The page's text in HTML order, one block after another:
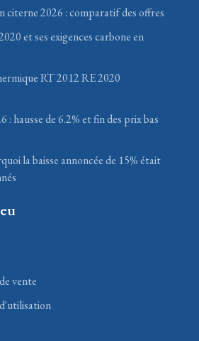
citerne 2026 : comparatif des offres
et ses exigences carbone en
RT 2012 RE 2020
hausse de 6.2% et fin des prix bas
la baisse annoncée de 15% était
vente